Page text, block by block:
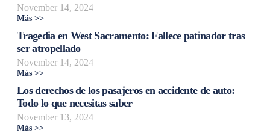
November 14, 2024
Más >>
Tragedia en West Sacramento: Fallece patinador tras
ser atropellado
November 14, 2024
Más >>
Los derechos de los pasajeros en accidente de auto:
Todo lo que necesitas saber
November 13, 2024
Más >>